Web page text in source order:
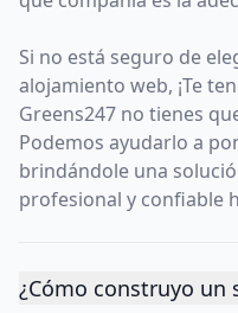
Si no está seguro de
alojamiento web, ¡Te
Greens247 no tienes
Podemos ayudarlo a
brindándole una
profesional y confiable
¿Cómo construyo un